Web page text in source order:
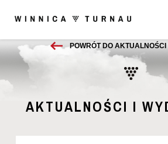
POWRÓT DO AKTUALNOŚCI
AKTUALNOŚCI I